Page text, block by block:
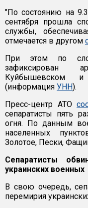
"По состоянию на
сентября прошла
службы,
отмечается в другом
При этом по
зафиксирован
Куйбышевском
(информация УНН).
Пресс-центр АТО
сепаратисты пять
огня. По данным
населенных
Золотое, Пески,
Сепаратисты
украинских военных
В свою очередь,
перемирия